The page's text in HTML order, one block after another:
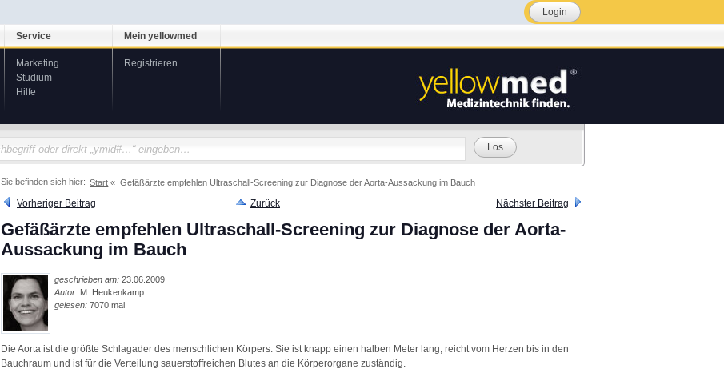
Login
Service
Marketing
Studium
Hilfe
Mein yellowmed
Registrieren
Los
Sie befinden sich hier: Start Gefäßärzte empfehlen Ultraschall-Screening zur Diagnose der Aorta-Aussackung im Bauch
Vorheriger Beitrag Nächster Beitrag
Zurück
Gefäßärzte empfehlen Ultraschall-Screening zur Diagnose der Aorta-
Aussackung im Bauch
geschrieben am: 23.06.2009
Autor: M. Heukenkamp
gelesen: 7070 mal
Die Aorta ist die größte Schlagader des menschlichen Körpers. Sie ist knapp einen halben Meter lang, reicht vom Herzen bis in den
Bauchraum und ist für die Verteilung sauerstoffreichen Blutes an die Körperorgane zuständig.